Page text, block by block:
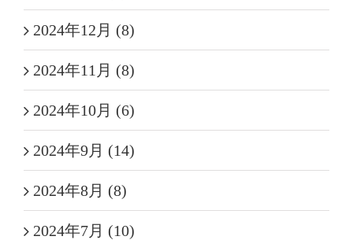
2024年12月 (8)
2024年11月 (8)
2024年10月 (6)
2024年9月 (14)
2024年8月 (8)
2024年7月 (10)